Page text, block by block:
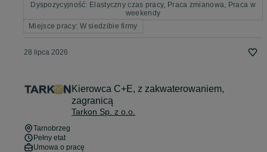
Dyspozycyjność: Elastyczny czas pracy, Praca zmianowa, Praca w
weekendy
Miejsce pracy: W siedzibie firmy
28 lipca 2026
Kierowca C+E, z zakwaterowaniem,
zagranicą
Tarkon Sp. z o.o.
Tarnobrzeg
Pełny etat
Umowa o pracę